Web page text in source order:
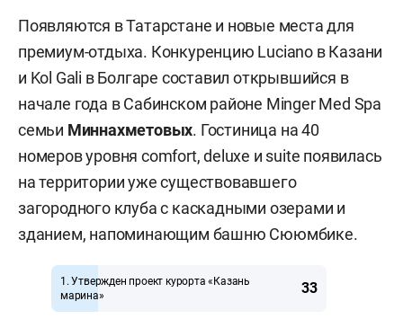
Появляются в Татарстане и новые места для
премиум-отдыха. Конкуренцию Luciano в Казани
и Kol Gali в Болгаре составил открывшийся в
начале года в Сабинском районе Minger Med Spa
семьи Миннахметовых. Гостиница на 40
номеров уровня comfort, deluxe и suite появилась
на территории уже существовавшего
загородного клуба с каскадными озерами и
зданием, напоминающим башню Сююмбике.
1. Утвержден проект курорта «Казань
марина»
33